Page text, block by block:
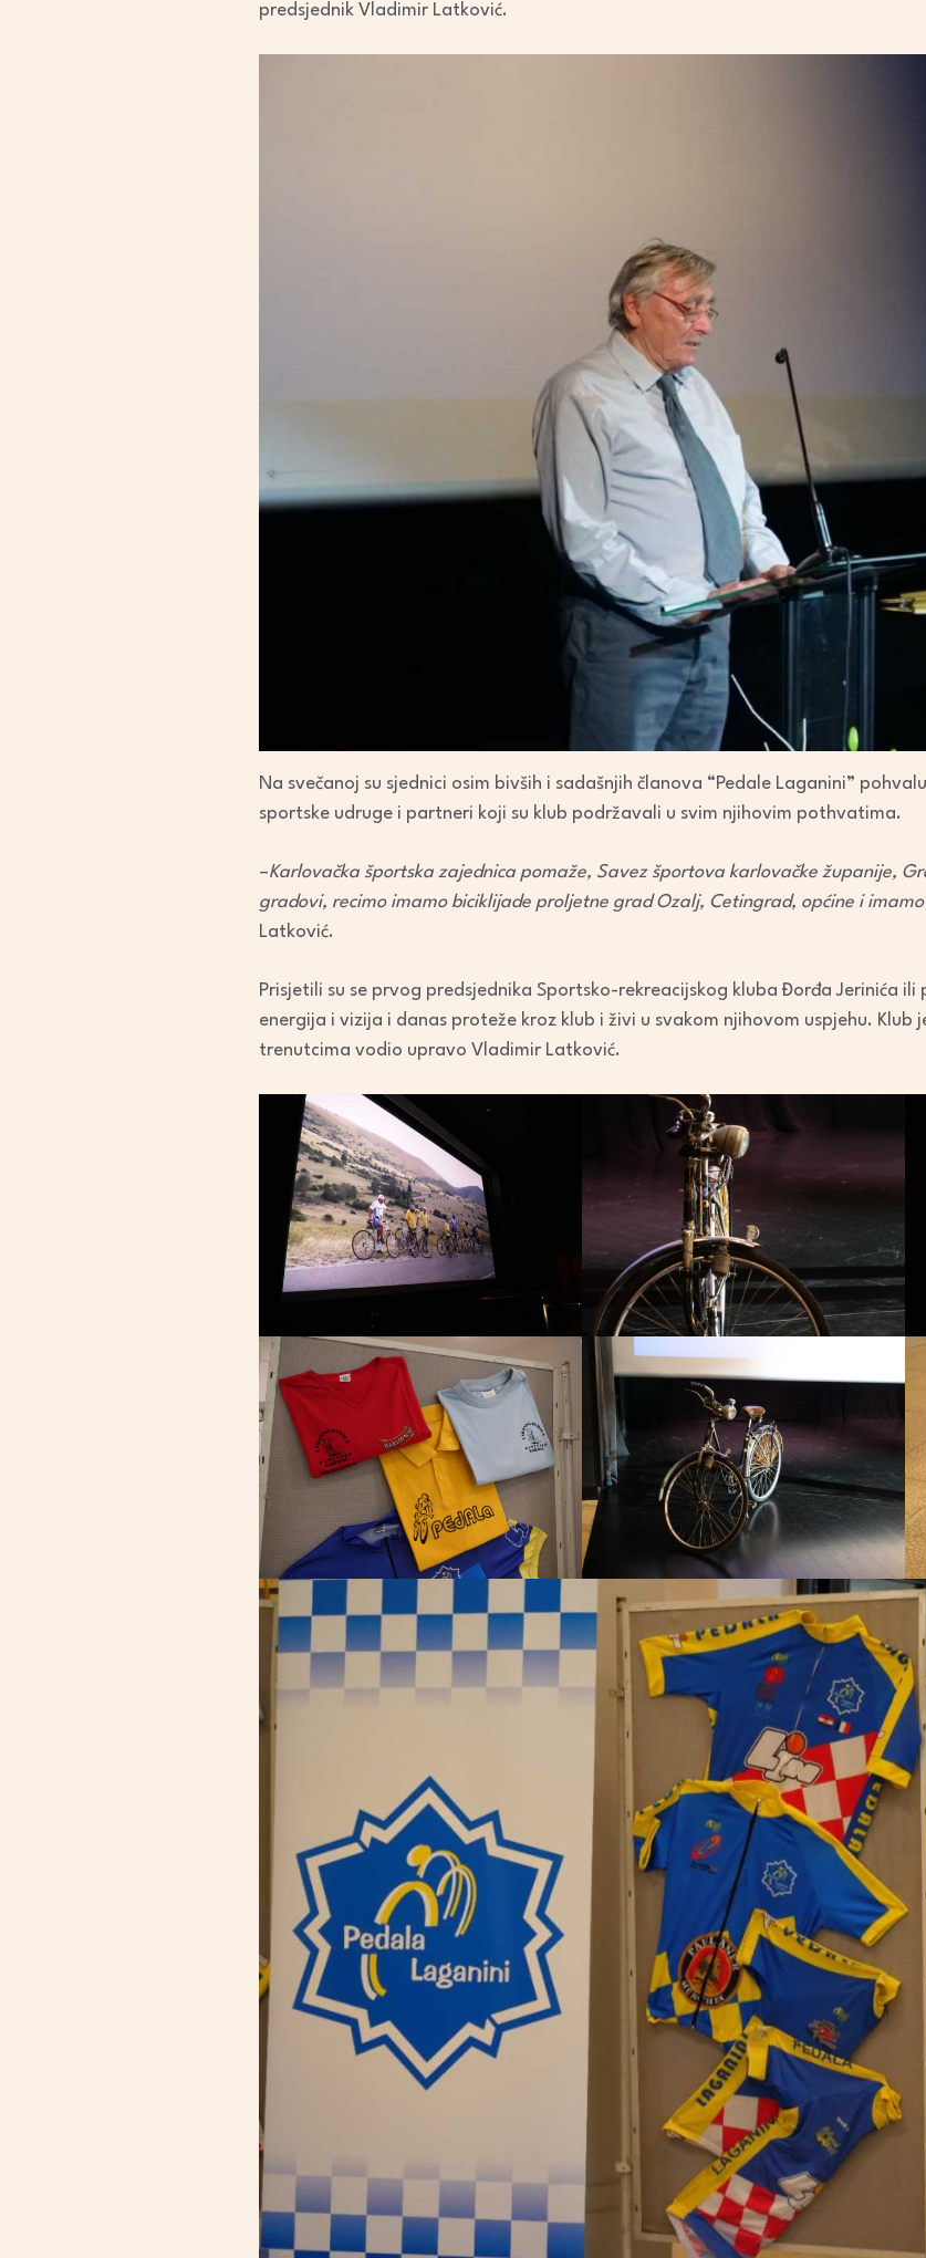
predsjednik Vladimir Latković.
Na svečanoj su sjednici osim bivših i sadašnjih članova “Pedale Laganini”
sportske udruge i partneri koji su klub podržavali u svim njihovim pothvatima.
–Karlovačka športska zajednica pomaže, Savez športova karlovačke županije,
gradovi, recimo imamo biciklijade proljetne grad Ozalj, Cetingrad, općine i
Latković.
Prisjetili su se prvog predsjednika Sportsko-rekreacijskog kluba Đorđa Jerinića
energija i vizija i danas proteže kroz klub i živi u svakom njihovom uspjehu. Klub
trenutcima vodio upravo Vladimir Latković.